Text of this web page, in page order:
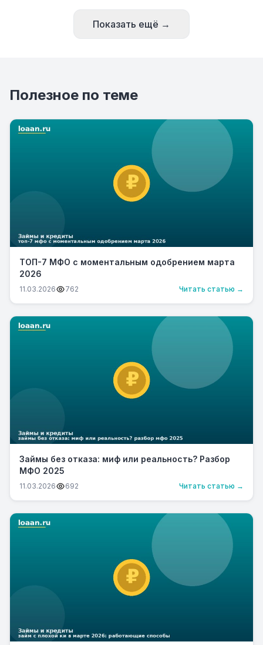
Показать ещё →
Полезное по теме
ТОП-7 МФО с моментальным одобрением марта
2026
11.03.2026 762 Читать статью →
Займы без отказа: миф или реальность? Разбор
МФО 2025
11.03.2026 692 Читать статью →